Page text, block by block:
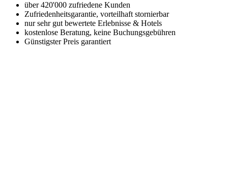
über 420'000 zufriedene Kunden
Zufriedenheitsgarantie, vorteilhaft stornierbar
nur sehr gut bewertete Erlebnisse & Hotels
kostenlose Beratung, keine Buchungsgebühren
Günstigster Preis garantiert